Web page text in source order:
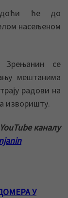
доћи ће до
насељеном
Зрењанин се
мештанима
радови на
изворишту.
каналу
У